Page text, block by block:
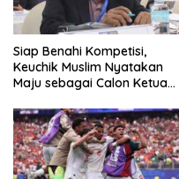
Siap Benahi Kompetisi,
Keuchik Muslim Nyatakan
Maju sebagai Calon Ketua